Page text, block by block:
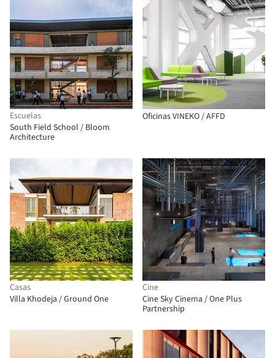
Escuelas
South Field School / Bloom
Architecture
Oficinas VINEKO / AFFD
Casas
Villa Khodeja / Ground One
Cine
Cine Sky Cinema / One Plus
Partnership